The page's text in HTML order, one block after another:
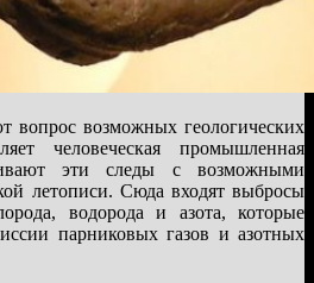
вопрос возможных геологических
человеческая промышленная
эти следы с возможными
летописи. Сюда входят выбросы
водорода и азота, которые
парниковых газов и азотных